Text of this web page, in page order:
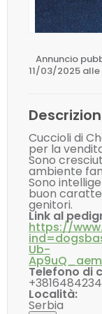
Annuncio
11/03/2025 alle
Cuccioli di
per la
Sono
ambiente
Sono
buon
genitori.
Link al
https://
Ub-
Telefono di
Località:
Serbia